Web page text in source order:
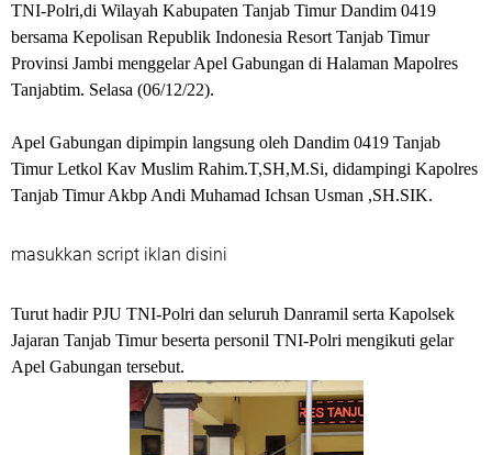
TNI-Polri,di Wilayah Kabupaten Tanjab Timur Dandim 0419
bersama Kepolisan Republik Indonesia Resort Tanjab Timur
Provinsi Jambi menggelar Apel Gabungan di Halaman Mapolres
Tanjabtim. Selasa (06/12/22).
Apel Gabungan dipimpin langsung oleh Dandim 0419 Tanjab
Timur Letkol Kav Muslim Rahim.T,SH,M.Si, didampingi Kapolres
Tanjab Timur Akbp Andi Muhamad Ichsan Usman ,SH.SIK.
masukkan script iklan disini
Turut hadir PJU TNI-Polri dan seluruh Danramil serta Kapolsek
Jajaran Tanjab Timur beserta personil TNI-Polri mengikuti gelar
Apel Gabungan tersebut.